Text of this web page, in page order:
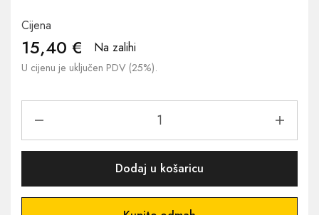
Cijena
15,40 € Na zalihi
U cijenu je uključen PDV (25%).
Dodaj u košaricu